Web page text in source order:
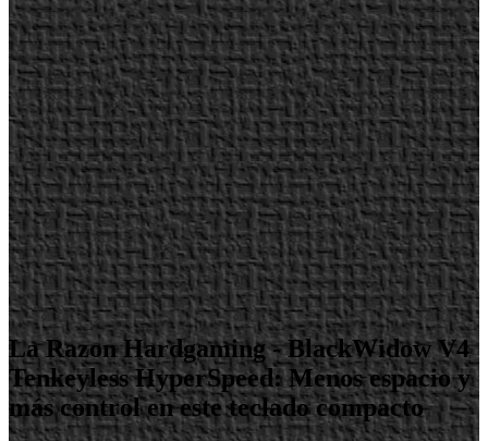
La Razon Hardgaming - BlackWidow V4
Tenkeyless HyperSpeed: Menos espacio y
más control en este teclado compacto